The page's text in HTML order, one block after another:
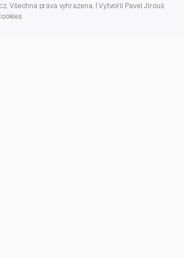
Všechna práva vyhrazena. | Vytvořil Pavel Jirouš